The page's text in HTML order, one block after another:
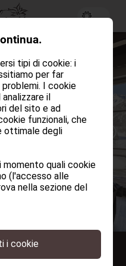
Suite
tipi di cookie: i
per far
I cookie
il
del sito e ad
funzionali, che
ottimale degli
quali cookie
(l'accesso alle
nella sezione del
i cookie